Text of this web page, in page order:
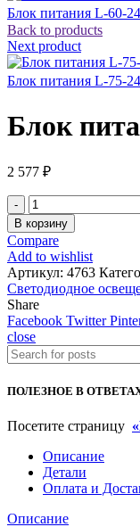
Блок питания L-60-24
Back to products
Next product
Блок питания L-75-24
Блок
2 577 ₽
Количество
товара
Блок
питания
L-
75-
12
В корзину
Compare
Add to wishlist
Артикул: 4763
Светодиодное
Share
Facebook Twitter
close
ПОЛЕЗНОЕ В
Посетите страницу
Описание
Детали
Оплата и
Описание